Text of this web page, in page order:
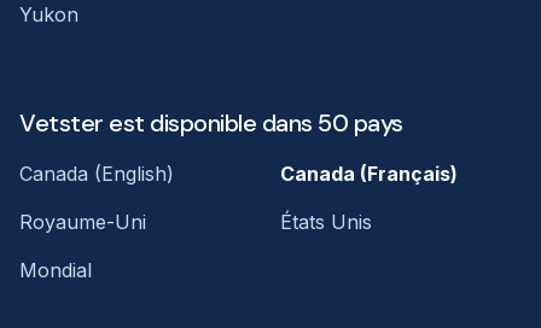
Yukon
Vetster est disponible dans 50 pays
Canada (English)
Canada (Français)
Royaume-Uni
États Unis
Mondial